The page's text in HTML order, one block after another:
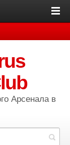
Арсенала в